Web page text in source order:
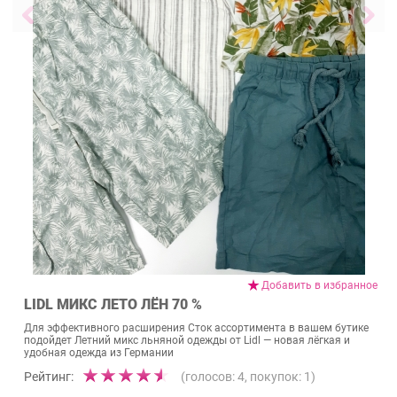
Добавить в избранное
LIDL МИКС ЛЕТО ЛЁН 70 %
Для эффективного расширения Сток ассортимента в вашем бутике
подойдет Летний микс льняной одежды от Lidl — новая лёгкая и
удобная одежда из Германии
Рейтинг: (голосов:4, покупок: 1)